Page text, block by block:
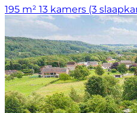
195 m² 13 kamers (3